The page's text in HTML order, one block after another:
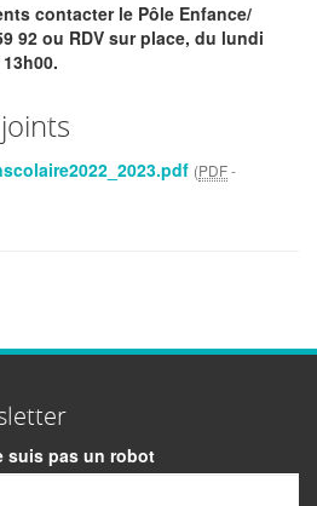
contacter le Pôle Enfance/
92 ou RDV sur place, du lundi
(PDF-
suis pas un robot